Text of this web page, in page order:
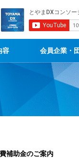
容 会員企業・
補助金のご案内